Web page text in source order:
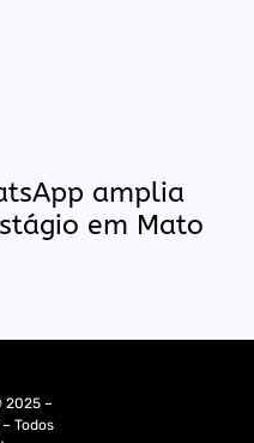
amplia
em Mato
2025 –
– Todos